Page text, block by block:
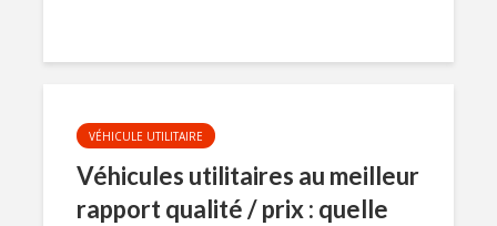
VÉHICULE UTILITAIRE
Véhicules utilitaires au meilleur
rapport qualité / prix : quelle